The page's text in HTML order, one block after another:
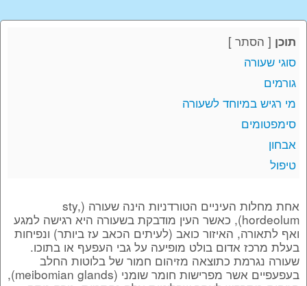
תוכן [ הסתר ]
סוגי שעורה
גורמים
מי רגיש במיוחד לשעורה
סימפטומים
אבחון
טיפול
אחת מחלות העיניים הטורדניות הינה שעורה (sty,
hordeolum), כאשר העין מודבקת בשעורה היא רגישה למגע
ואף לתאורה, האיזור כואב (לעיתים הכאב עז ביותר) ונפיחות
בעלת מרכז אדום בולט מופיעה על גבי העפעף או בתוכו.
שעורה נגרמת כתוצאה מזיהום חמור של בלוטות החלב
בעפעפיים אשר מפרישות חומר שומני (meibomian glands),